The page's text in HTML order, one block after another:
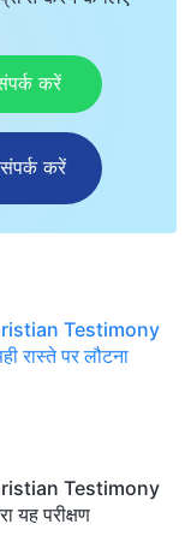
करें
करें
Testimony
रास्ते पर लौटना
Testimony
यह परीक्षण